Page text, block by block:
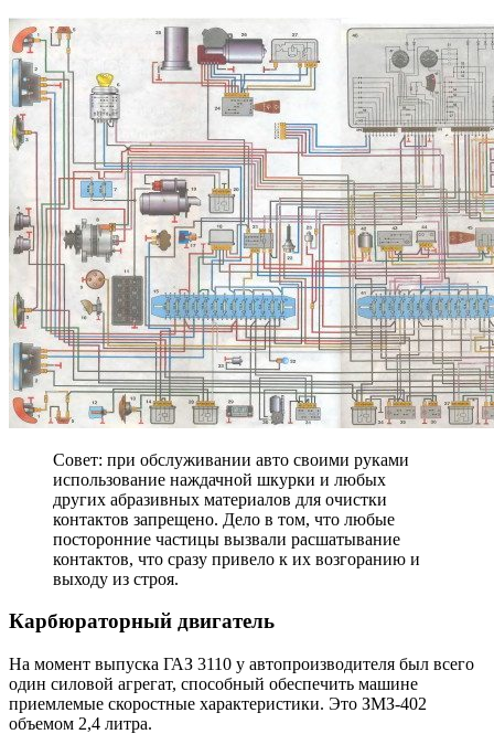
Совет: при обслуживании авто своими руками
использование наждачной шкурки и любых
других абразивных материалов для очистки
контактов запрещено. Дело в том, что любые
посторонние частицы вызвали расшатывание
контактов, что сразу привело к их возгоранию и
выходу из строя.
Карбюраторный двигатель
На момент выпуска ГАЗ 3110 у автопроизводителя был всего
один силовой агрегат, способный обеспечить машине
приемлемые скоростные характеристики. Это ЗМЗ-402
объемом 2,4 литра.